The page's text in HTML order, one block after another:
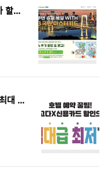
라쿠텐 슈퍼!세일! 일본 호텔 20% 추가 할인 받는 꿀팁
아고다 신한카드·비자 인피니트 카드 최대 30% 할인, 지금이 여행 찬스!